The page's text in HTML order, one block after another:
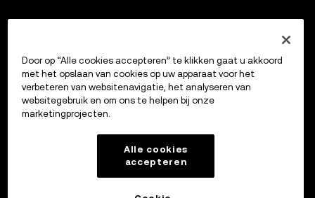
Door op “Alle cookies accepteren” te klikken gaat u akkoord
met het opslaan van cookies op uw apparaat voor het
verbeteren van websitenavigatie, het analyseren van
websitegebruik en om ons te helpen bij onze
marketingprojecten.
Alle cookies
accepteren